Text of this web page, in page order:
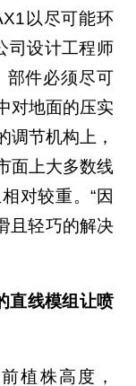
以尽可能环
司设计工程师
部件必须尽可
对地面的压实
调节机构上，
面上大多数线
对较重。“因
且轻巧的解决
直线模组让喷
植株高度，